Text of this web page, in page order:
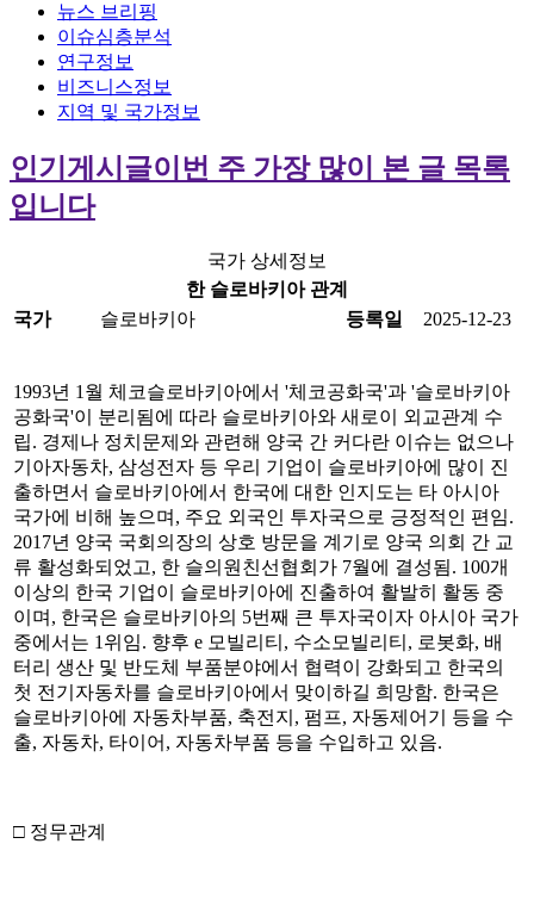
뉴스 브리핑
이슈심층분석
연구정보
비즈니스정보
지역 및 국가정보
인기게시글이번 주 가장 많이 본 글 목록
입니다
국가 상세정보
한 슬로바키아 관계
국가
슬로바키아 등록일 2025-12-23
1993년 1월 체코슬로바키아에서 '체코공화국'과 '슬로바키아
공화국'이 분리됨에 따라 슬로바키아와 새로이 외교관계 수
립. 경제나 정치문제와 관련해 양국 간 커다란 이슈는 없으나
기아자동차, 삼성전자 등 우리 기업이 슬로바키아에 많이 진
출하면서 슬로바키아에서 한국에 대한 인지도는 타 아시아
국가에 비해 높으며, 주요 외국인 투자국으로 긍정적인 편임.
2017년 양국 국회의장의 상호 방문을 계기로 양국 의회 간 교
류 활성화되었고, 한 슬의원친선협회가 7월에 결성됨. 100개
이상의 한국 기업이 슬로바키아에 진출하여 활발히 활동 중
이며, 한국은 슬로바키아의 5번째 큰 투자국이자 아시아 국가
중에서는 1위임. 향후 e 모빌리티, 수소모빌리티, 로봇화, 배
터리 생산 및 반도체 부품분야에서 협력이 강화되고 한국의
첫 전기자동차를 슬로바키아에서 맞이하길 희망함. 한국은
슬로바키아에 자동차부품, 축전지, 펌프, 자동제어기 등을 수
출, 자동차, 타이어, 자동차부품 등을 수입하고 있음.
□ 정무관계